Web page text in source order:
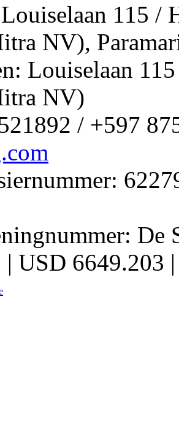
115 /
NV),
Louiselaan
NV)
/ +597
De
| USD 6649.203